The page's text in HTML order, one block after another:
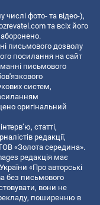
числі фото- та відео-),
та всіх його
письмового дозволу
посилання на сайт
письмового
систем,
оригінальний
статті,
редакції,
«Золота середина».
редакція має
«Про авторські
без письмового
вони не
поширенню в